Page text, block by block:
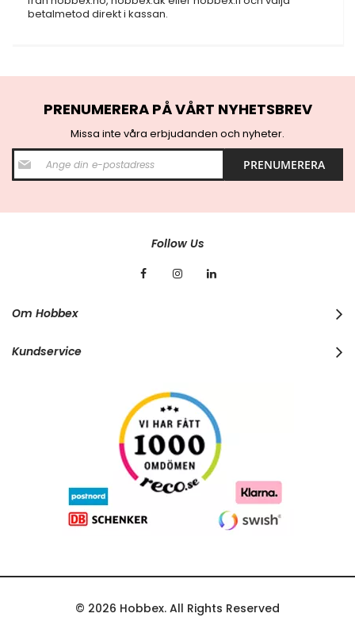
betalmetod direkt i kassan.
PRENUMERERA PÅ VÅRT NYHETSBREV
Missa inte våra erbjudanden och nyheter.
S
i
g
e
r
:
PRENUMERERA
Follow Us
Om Hobbex
Kundservice
© 2026 Hobbex. All Rights Reserved